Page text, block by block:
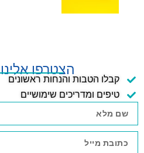
הצטרפו
קבלו הטבות והנחות ראשונים
טיפים ומדריכים שימושיים